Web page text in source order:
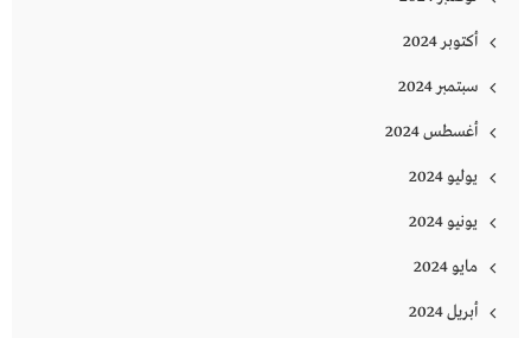
أكتوبر 2024
سبتمبر 2024
أغسطس 2024
يوليو 2024
يونيو 2024
مايو 2024
أبريل 2024